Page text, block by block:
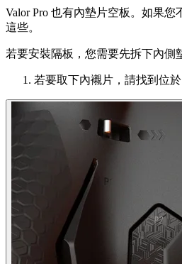
Valor Pro 也有內墊片空板。如果您
這些。
若要安裝隔板，您需要先拆下內側
若要取下內襯片，請找到位